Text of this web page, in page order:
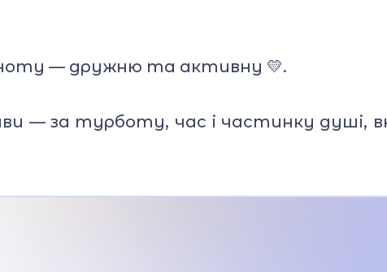
— дружню та активну 💛.
— за турботу, час і частинку душі,